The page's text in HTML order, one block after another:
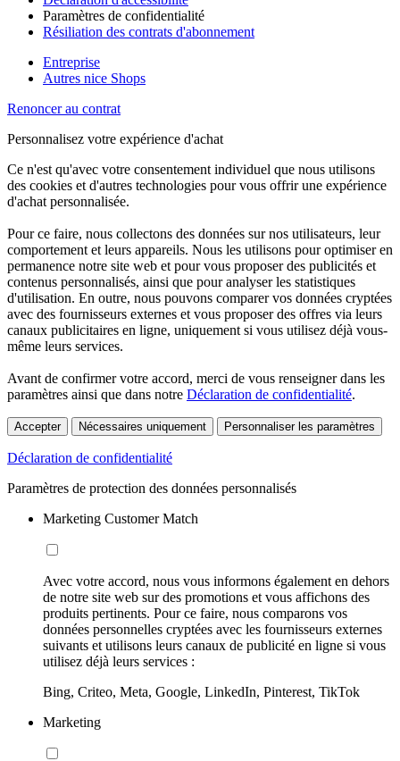
Paramètres de confidentialité
Résiliation des contrats d'abonnement
Entreprise
Autres nice Shops
Renoncer au contrat
Personnalisez votre expérience d'achat
Ce n'est qu'avec votre consentement individuel que nous utilisons
des cookies et d'autres technologies pour vous offrir une expérience
d'achat personnalisée.
Pour ce faire, nous collectons des données sur nos utilisateurs, leur
comportement et leurs appareils. Nous les utilisons pour optimiser en
permanence notre site web et pour vous proposer des publicités et
contenus personnalisés, ainsi que pour analyser les statistiques
d'utilisation. En outre, nous pouvons comparer vos données cryptées
avec des fournisseurs externes et vous proposer des offres via leurs
canaux publicitaires en ligne, uniquement si vous utilisez déjà vous-
même leurs services.
Avant de confirmer votre accord, merci de vous renseigner dans les
paramètres ainsi que dans notre Déclaration de confidentialité.
Accepter Nécessaires uniquement Personnaliser les paramètres
Déclaration de confidentialité
Paramètres de protection des données personnalisés
Marketing Customer Match
Avec votre accord, nous vous informons également en dehors
de notre site web sur des promotions et vous affichons des
produits pertinents. Pour ce faire, nous comparons vos
données personnelles cryptées avec les fournisseurs externes
suivants et utilisons leurs canaux de publicité en ligne si vous
utilisez déjà leurs services :
Bing, Criteo, Meta, Google, LinkedIn, Pinterest, TikTok
Marketing